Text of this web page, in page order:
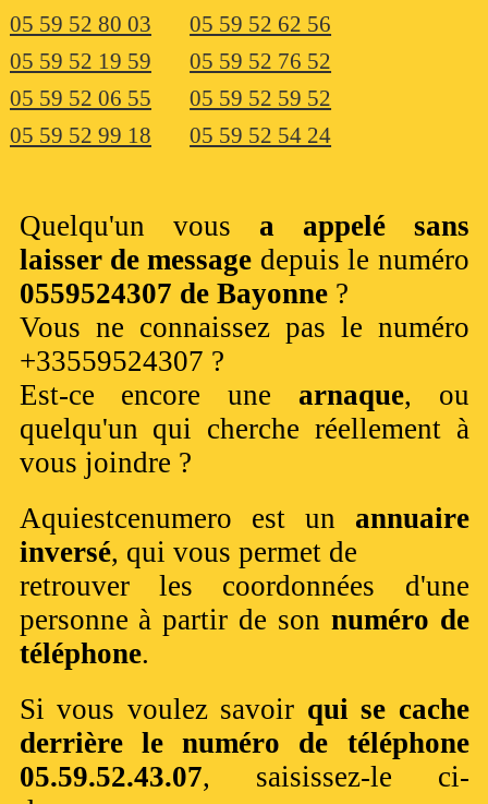
05 59 52 80 03
05 59 52 62 56
05 59 52 19 59
05 59 52 76 52
05 59 52 06 55
05 59 52 59 52
05 59 52 99 18
05 59 52 54 24
Quelqu'un vous a appelé sans
laisser de message depuis le numéro
0559524307 de Bayonne?
Vous ne connaissez pas le numéro
+33559524307 ?
Est-ce encore une arnaque, ou
quelqu'un qui cherche réellement à
vous joindre ?
Aquiestcenumero est un annuaire
inversé, qui vous permet de
retrouver les coordonnées d'une
personne à partir de son numéro de
téléphone.
Si vous voulez savoir qui se cache
derrière le numéro de téléphone
05.59.52.43.07, saisissez-le ci-